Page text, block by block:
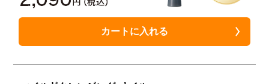
カートに入れる